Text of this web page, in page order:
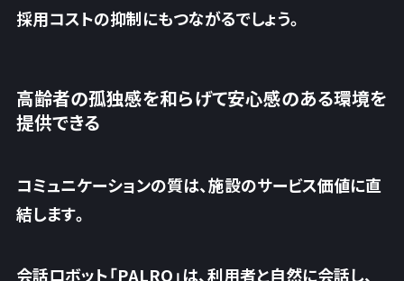
採用コストの抑制にもつながるでしょう。
高齢者の孤独感を和らげて安心感のある環境を
提供できる
コミュニケーションの質は、施設のサービス価値に直
結します。
会話ロボット「PALRO」は、利用者と自然に会話し、